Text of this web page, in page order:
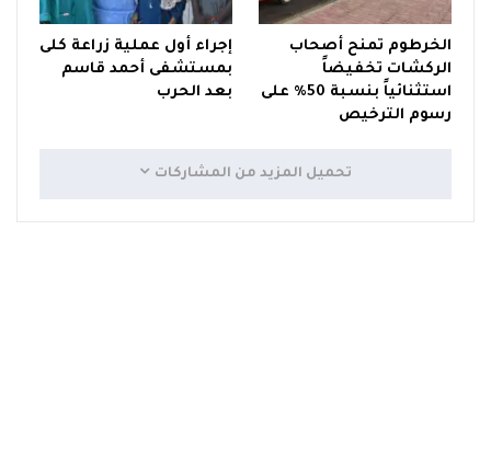
الخرطوم تمنح أصحاب
الركشات تخفيضاً
استثنائياً بنسبة 50% على
رسوم الترخيص
إجراء أول عملية زراعة كلى
بمستشفى أحمد قاسم
بعد الحرب
تحميل المزيد من المشاركات